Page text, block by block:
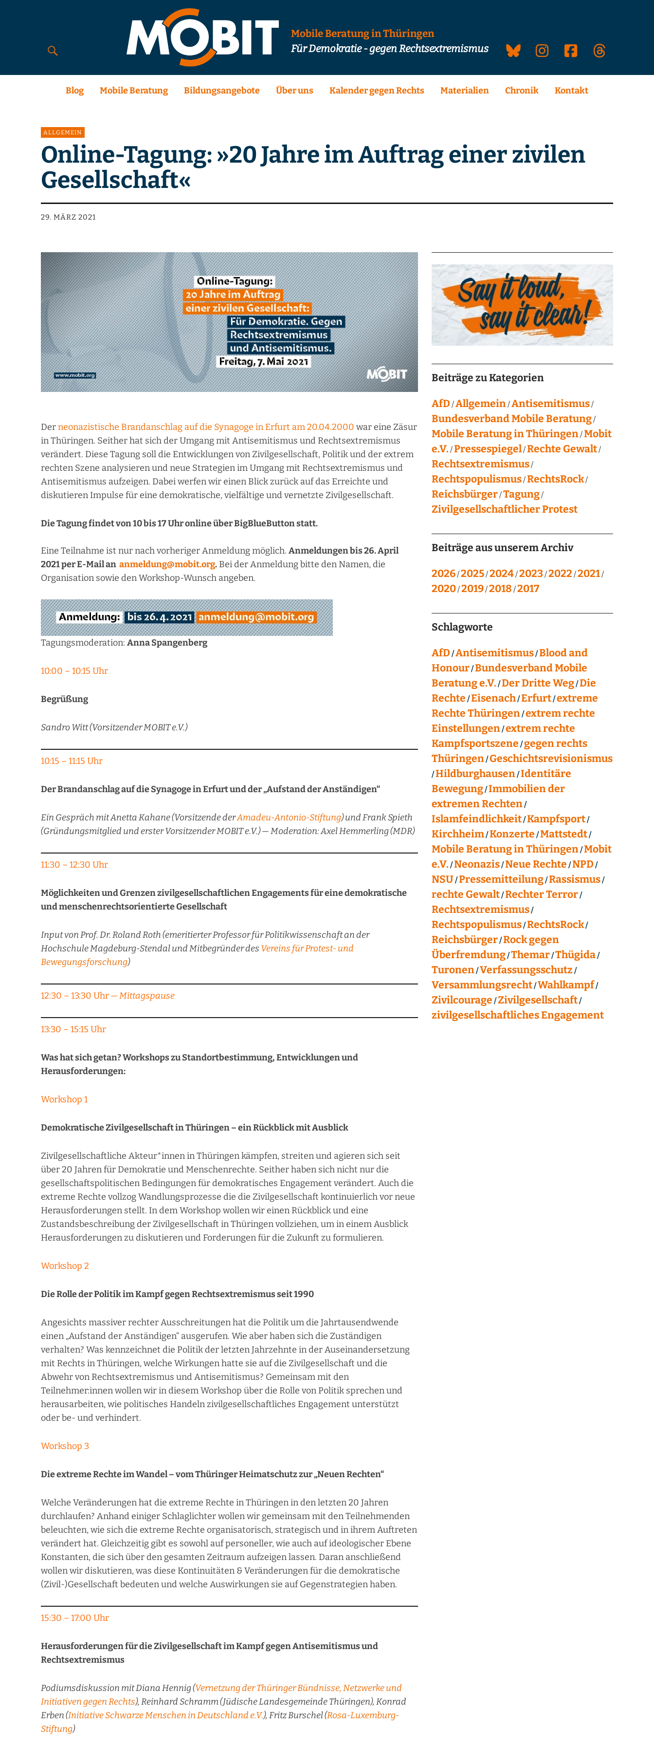
Mobile Beratung in Thüringen
Für Demokratie - gegen Rechtsextremismus
Blog Mobile Beratung Bildungsangebote Über uns Kalender gegen Rechts Materialien Chronik Kontakt
ALLGEMEIN
Online-Tagung: »20 Jahre im Auftrag einer zivilen
Gesellschaft«
29. MÄRZ 2021
Derneonazistische Brandanschlag auf die Synagoge in Erfurt am 20.04.2000 war eine Zäsur
in Thüringen. Seither hat sich der Umgang mit Antisemitismus und Rechtsextremismus
verändert. Diese Tagung soll die Entwicklungen von Zivilgesellschaft, Politik und der extrem
rechten Szene analysieren und neue Strategien im Umgang mit Rechtsextremismus und
Antisemitismus aufzeigen. Dabei werfen wir einen Blick zurück auf das Erreichte und
diskutieren Impulse für eine demokratische, vielfältige und vernetzte Zivilgesellschaft.
Die Tagung findet von 10 bis 17 Uhr online über BigBlueButton statt.
Eine Teilnahme ist nur nach vorheriger Anmeldung möglich. Anmeldungen bis 26. April
2021 per E-Mail an anmeldung@mobit.org. Bei der Anmeldung bitte den Namen, die
Organisation sowie den Workshop-Wunsch angeben.
Tagungsmoderation: Anna Spangenberg
10:00 – 10:15 Uhr
Begrüßung
Sandro Witt (Vorsitzender MOBIT e.V.)
10:15 – 11:15 Uhr
Der Brandanschlag auf die Synagoge in Erfurt und der „Aufstand der Anständigen“
Ein Gespräch mit Anetta Kahane (Vorsitzende derAmadeu-Antonio-Stiftung) und Frank Spieth
(Gründungsmitglied und erster Vorsitzender MOBIT e.V.) — Moderation: Axel Hemmerling (MDR)
11:30 – 12:30 Uhr
Möglichkeiten und Grenzen zivilgesellschaftlichen Engagements für eine demokratische
und menschenrechtsorientierte Gesellschaft
Input von Prof. Dr. Roland Roth (emeritierter Professor für Politikwissenschaft an der
Hochschule Magdeburg-Stendal und Mitbegründer des Vereins für Protest- und
Bewegungsforschung)
12:30 – 13:30 Uhr— Mittagspause
13:30 – 15:15 Uhr
Was hat sich getan? Workshops zu Standortbestimmung, Entwicklungen und
Herausforderungen:
Workshop 1
Demokratische Zivilgesellschaft in Thüringen – ein Rückblick mit Ausblick
Zivilgesellschaftliche Akteur*innen in Thüringen kämpfen, streiten und agieren sich seit
über 20 Jahren für Demokratie und Menschenrechte. Seither haben sich nicht nur die
gesellschaftspolitischen Bedingungen für demokratisches Engagement verändert. Auch die
extreme Rechte vollzog Wandlungsprozesse die die Zivilgesellschaft kontinuierlich vor neue
Herausforderungen stellt. In dem Workshop wollen wir einen Rückblick und eine
Zustandsbeschreibung der Zivilgesellschaft in Thüringen vollziehen, um in einem Ausblick
Herausforderungen zu diskutieren und Forderungen für die Zukunft zu formulieren.
Workshop 2
Die Rolle der Politik im Kampf gegen Rechtsextremismus seit 1990
Angesichts massiver rechter Ausschreitungen hat die Politik um die Jahrtausendwende
einen „Aufstand der Anständigen“ ausgerufen. Wie aber haben sich die Zuständigen
verhalten? Was kennzeichnet die Politik der letzten Jahrzehnte in der Auseinandersetzung
mit Rechts in Thüringen, welche Wirkungen hatte sie auf die Zivilgesellschaft und die
Abwehr von Rechtsextremismus und Antisemitismus? Gemeinsam mit den
Teilnehmer:innen wollen wir in diesem Workshop über die Rolle von Politik sprechen und
herausarbeiten, wie politisches Handeln zivilgesellschaftliches Engagement unterstützt
oder be- und verhindert.
Workshop 3
Die extreme Rechte im Wandel – vom Thüringer Heimatschutz zur „Neuen Rechten“
Welche Veränderungen hat die extreme Rechte in Thüringen in den letzten 20 Jahren
durchlaufen? Anhand einiger Schlaglichter wollen wir gemeinsam mit den Teilnehmenden
beleuchten, wie sich die extreme Rechte organisatorisch, strategisch und in ihrem Auftreten
verändert hat. Gleichzeitig gibt es sowohl auf personeller, wie auch auf ideologischer Ebene
Konstanten, die sich über den gesamten Zeitraum aufzeigen lassen. Daran anschließend
wollen wir diskutieren, was diese Kontinuitäten & Veränderungen für die demokratische
(Zivil-)Gesellschaft bedeuten und welche Auswirkungen sie auf Gegenstrategien haben.
15:30 – 17:00 Uhr
Herausforderungen für die Zivilgesellschaft im Kampf gegen Antisemitismus und
Rechtsextremismus
Podiumsdiskussion mit Diana Hennig (Vernetzung der Thüringer Bündnisse, Netzwerke und
Initiativen gegen Rechts), Reinhard Schramm (Jüdische Landesgemeinde Thüringen), Konrad
Erben (Initiative Schwarze Menschen in Deutschland e.V.), Fritz Burschel (Rosa-Luxemburg-
Stiftung)
Beiträge zu Kategorien
AfD Allgemein Antisemitismus
Bundesverband Mobile Beratung
Mobile Beratung in Thüringen Mobit
e.V. Pressespiegel Rechte Gewalt
Rechtsextremismus
Rechtspopulismus RechtsRock
Reichsbürger Tagung
Zivilgesellschaftlicher Protest
Beiträge aus unserem Archiv
2026 2025 2024 2023 2022 2021
2020 2019 2018 2017
Schlagworte
AfD Antisemitismus Blood and
Honour Bundesverband Mobile
Beratung e.V. Der Dritte Weg Die
Rechte Eisenach Erfurt extreme
Rechte Thüringen extrem rechte
Einstellungen extrem rechte
Kampfsportszene gegen rechts
Thüringen Geschichtsrevisionismus
Hildburghausen Identitäre
Bewegung Immobilien der
extremen Rechten
Islamfeindlichkeit Kampfsport
Kirchheim Konzerte Mattstedt
Mobile Beratung in Thüringen Mobit
e.V. Neonazis Neue Rechte NPD
NSU Pressemitteilung Rassismus
rechte Gewalt Rechter Terror
Rechtsextremismus
Rechtspopulismus RechtsRock
Reichsbürger Rock gegen
Überfremdung Themar Thügida
Turonen Verfassungsschutz
Versammlungsrecht Wahlkampf
Zivilcourage Zivilgesellschaft
zivilgesellschaftliches Engagement